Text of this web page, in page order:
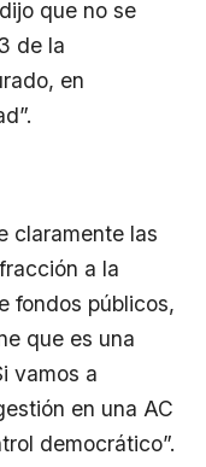
que no se
de la
en
claramente las
a la
fondos públicos,
que es una
vamos a
en una AC
democrático”.